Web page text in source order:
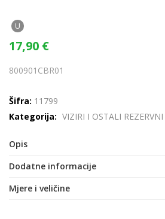
U
17,90 €
800901CBR01
Šifra: 11799
Kategorija: VIZIRI I OSTALI REZERVNI
Opis
Dodatne informacije
Mjere i veličine